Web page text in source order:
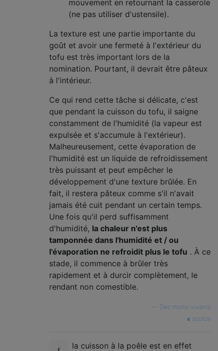
mouvement en retournant la casserole
(ne pas utiliser d'ustensile).
La texture est une partie importante du
goût et avoir une fermeté à l'extérieur du
tofu est très important lors de la
nomination. Pourtant, il devrait être pâteux
à l'intérieur.
Ce qui rend cette tâche si délicate, c'est
que pendant la cuisson du tofu, il saigne
constamment de l'humidité (la vapeur est
expulsée et s'accumule à l'extérieur).
Malheureusement, cette évaporation de
l'humidité est un liquide de refroidissement
très puissant et peut empêcher le
développement d'une texture brûlée. En
fait, il restera pâteux comme s'il n'avait
jamais été cuit pendant un certain temps.
Une fois qu'il perd suffisamment
d'humidité, la chaleur n'est plus
tamponnée dans l'humidité et / ou
l'évaporation ne refroidit plus le tofu . À ce
stade, il commence à brûler très
rapidement et à durcir complètement, le
rendant non comestible.
Des morts-vivants
source
la cuisson à la poêle est en effet